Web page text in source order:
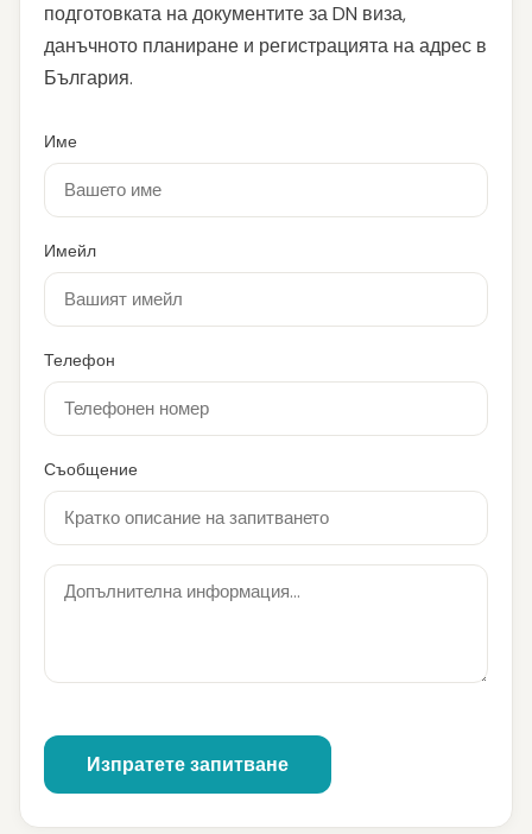
подготовката на документите за DN виза,
данъчното планиране и регистрацията на адрес в
България.
Име
Имейл
Телефон
Съобщение
Изпратете запитване